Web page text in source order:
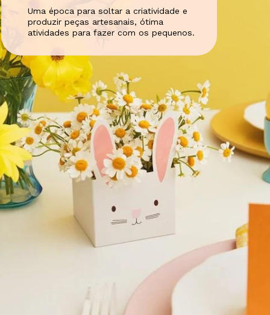
Uma época para soltar a criatividade e
produzir peças artesanais, ótima
atividades para fazer com os pequenos.